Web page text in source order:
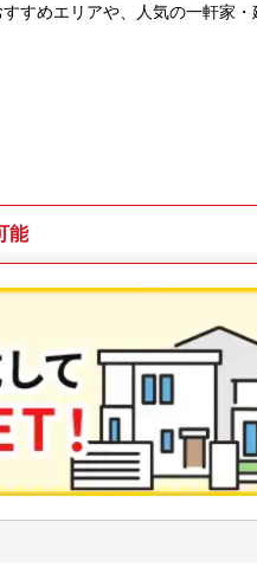
すめエリアや、人気の一軒家・
能